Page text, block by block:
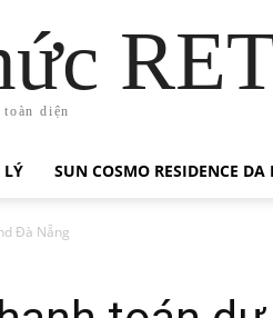
diện
SUN COSMO RESIDENCE DA
Đà Nẵng